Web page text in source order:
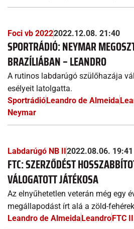
Foci vb 20222022.12.08. 21:40
SPORTRÁDIÓ: NEYMAR
BRAZÍLIÁBAN – LEANDRO
A rutinos labdarúgó szülőhazája
esélyeit latolgatta.
SportrádióLeandro de Almeida
Neymar
Labdarúgó NB II2022.08.06. 19:41
FTC: SZERZŐDÉST
VÁLOGATOTT JÁTÉKOSA
Az elnyűhetetlen veterán még egy
megállapodást írt alá a zöld-
Leandro de AlmeidaLeandroFTC II